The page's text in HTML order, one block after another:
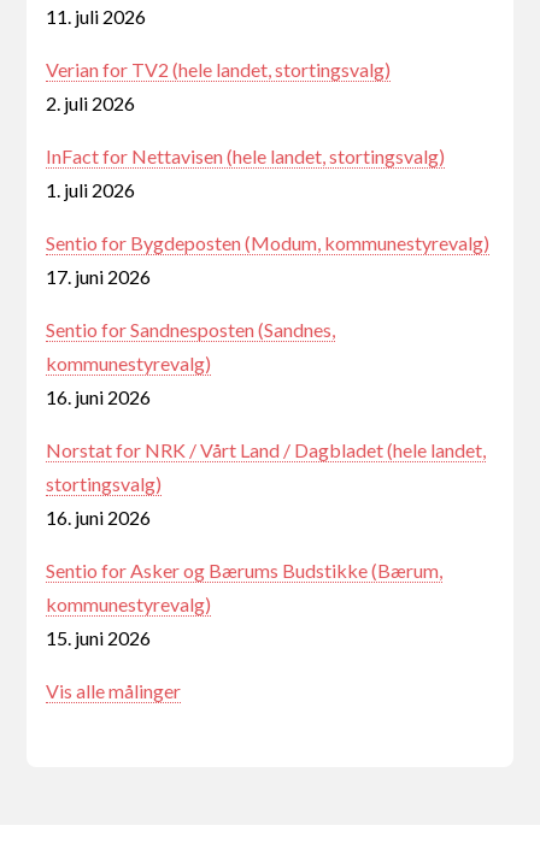
11. juli 2026
Verian for TV2 (hele landet, stortingsvalg)
2. juli 2026
InFact for Nettavisen (hele landet, stortingsvalg)
1. juli 2026
Sentio for Bygdeposten (Modum, kommunestyrevalg)
17. juni 2026
Sentio for Sandnesposten (Sandnes,
kommunestyrevalg)
16. juni 2026
Norstat for NRK / Vårt Land / Dagbladet (hele landet,
stortingsvalg)
16. juni 2026
Sentio for Asker og Bærums Budstikke (Bærum,
kommunestyrevalg)
15. juni 2026
Vis alle målinger